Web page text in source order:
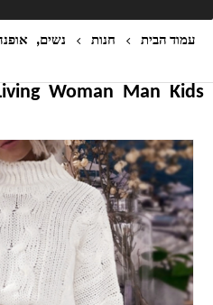
עמוד הבית חנות נשים,
Kids
Man
Woman